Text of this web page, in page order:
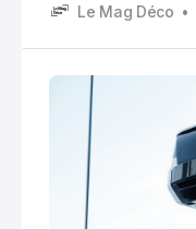
Le Mag Déco